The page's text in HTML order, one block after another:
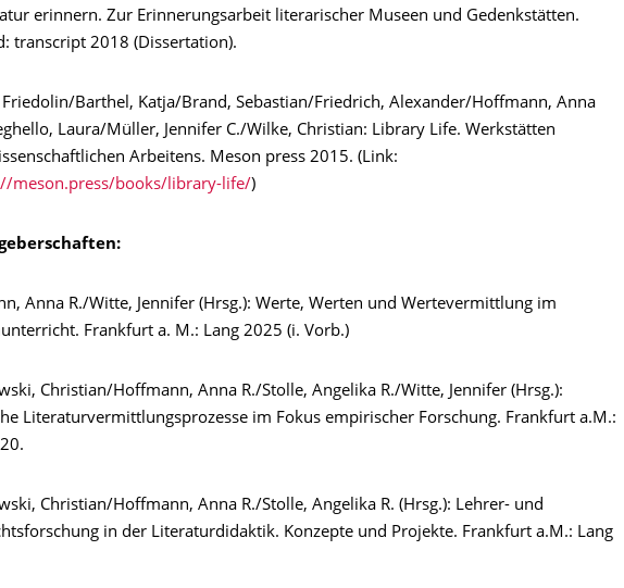
erinnern. Zur Erinnerungsarbeit literarischer Museen und Gedenkstätten.
transcript 2018 (Dissertation).
Friedolin/Barthel, Katja/Brand, Sebastian/Friedrich, Alexander/Hoffmann, Anna
Laura/Müller, Jennifer C./Wilke, Christian: Library Life. Werkstätten
Arbeitens. Meson press 2015. (Link:
meson.press/books/library-life/)
Anna R./Witte, Jennifer (Hrsg.): Werte, Werten und Wertevermittlung im
Frankfurt a. M.: Lang 2025 (i. Vorb.)
Christian/Hoffmann, Anna R./Stolle, Angelika R./Witte, Jennifer (Hrsg.):
Literaturvermittlungsprozesse im Fokus empirischer Forschung. Frankfurt a.M.:
Christian/Hoffmann, Anna R./Stolle, Angelika R. (Hrsg.): Lehrer- und
in der Literaturdidaktik. Konzepte und Projekte. Frankfurt a.M.: Lang